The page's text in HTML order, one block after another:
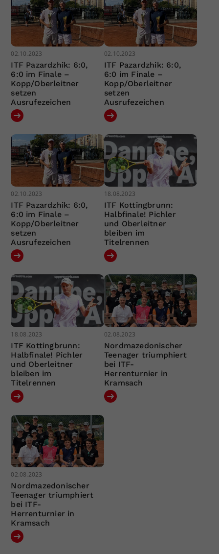
02.10.2023
ITF Pazardzhik: 6:0,
6:0 im Finale –
Kopp/Oberleitner
setzen
Ausrufezeichen
02.10.2023
ITF Pazardzhik: 6:0,
6:0 im Finale –
Kopp/Oberleitner
setzen
Ausrufezeichen
02.10.2023
ITF Pazardzhik: 6:0,
6:0 im Finale –
Kopp/Oberleitner
setzen
Ausrufezeichen
18.08.2023
ITF Kottingbrunn:
Halbfinale! Pichler
und Oberleitner
bleiben im
Titelrennen
18.08.2023
ITF Kottingbrunn:
Halbfinale! Pichler
und Oberleitner
bleiben im
Titelrennen
02.08.2023
Nordmazedonischer
Teenager triumphiert
bei ITF-
Herrenturnier in
Kramsach
02.08.2023
Nordmazedonischer
Teenager triumphiert
bei ITF-
Herrenturnier in
Kramsach